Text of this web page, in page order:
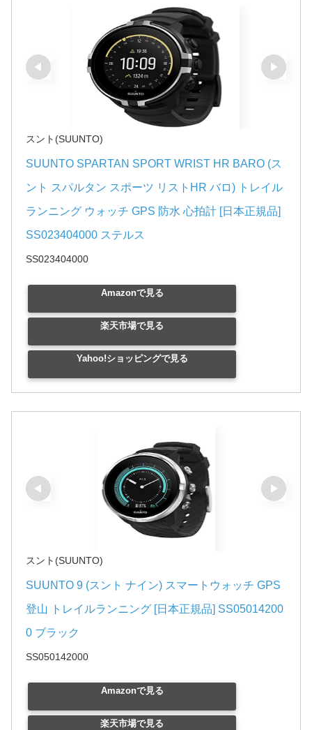
スント(SUUNTO)
SUUNTO SPARTAN SPORT WRIST HR BARO (ス
ント スパルタン スポーツ リストHR バロ) トレイル
ランニング ウォッチ GPS 防水 心拍計 [日本正規品]
SS023404000 ステルス
SS023404000
Amazonで見る
楽天市場で見る
Yahoo!ショッピングで見る
スント(SUUNTO)
SUUNTO 9 (スント ナイン) スマートウォッチ GPS
登山 トレイルランニング [日本正規品] SS05014200
0 ブラック
SS050142000
Amazonで見る
楽天市場で見る